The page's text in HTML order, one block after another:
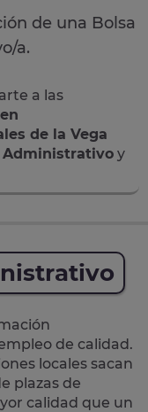
de una Bolsa
a.
a las
de la Vega
Administrativo y
de calidad.
locales sacan
plazas de
calidad que un